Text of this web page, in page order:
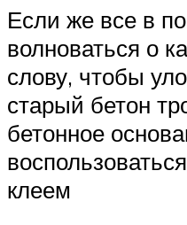
Если же все в
волноваться о
слову, чтобы
старый бетон
бетонное
клеем